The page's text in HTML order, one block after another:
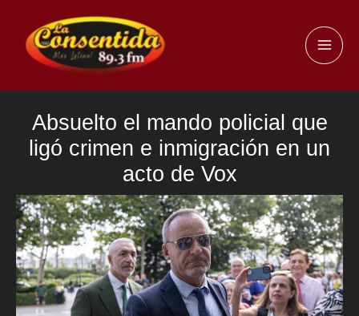
contenido
Absuelto el mando policial que
ligó crimen e inmigración en un
acto de Vox